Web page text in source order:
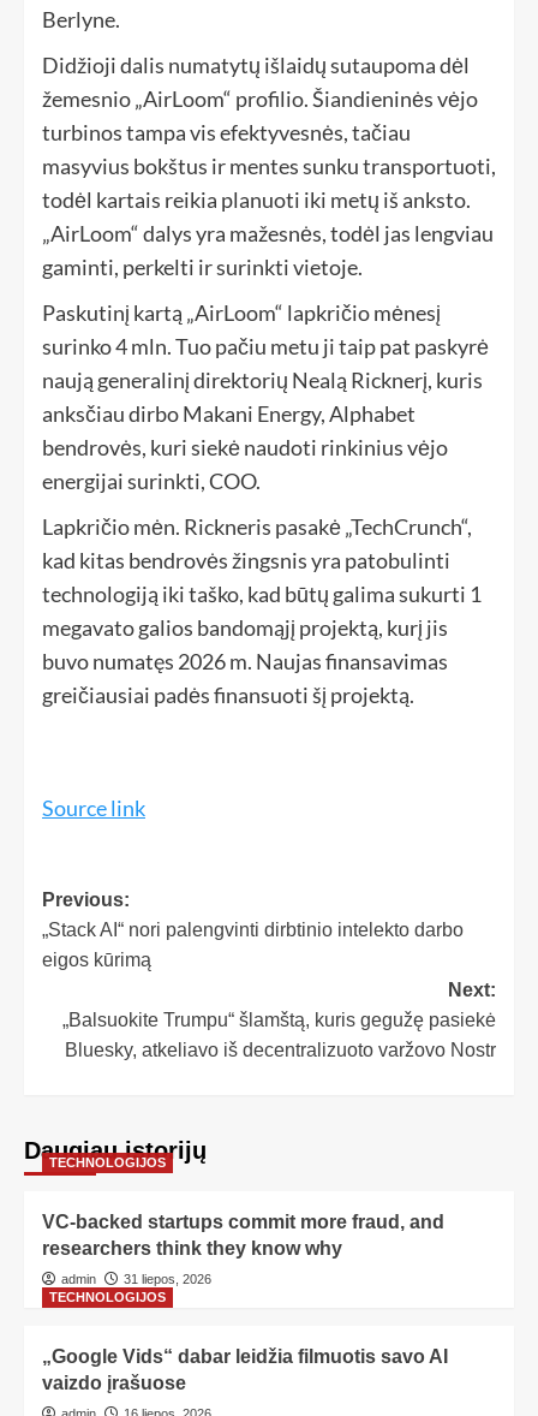
Berlyne.
Didžioji dalis numatytų išlaidų sutaupoma dėl
žemesnio „AirLoom“ profilio. Šiandieninės vėjo
turbinos tampa vis efektyvesnės, tačiau
masyvius bokštus ir mentes sunku transportuoti,
todėl kartais reikia planuoti iki metų iš anksto.
„AirLoom“ dalys yra mažesnės, todėl jas lengviau
gaminti, perkelti ir surinkti vietoje.
Paskutinį kartą „AirLoom“ lapkričio mėnesį
surinko 4 mln. Tuo pačiu metu ji taip pat paskyrė
naują generalinį direktorių Nealą Ricknerį, kuris
anksčiau dirbo Makani Energy, Alphabet
bendrovės, kuri siekė naudoti rinkinius vėjo
energijai surinkti, COO.
Lapkričio mėn. Rickneris pasakė „TechCrunch“,
kad kitas bendrovės žingsnis yra patobulinti
technologiją iki taško, kad būtų galima sukurti 1
megavato galios bandomąjį projektą, kurį jis
buvo numatęs 2026 m. Naujas finansavimas
greičiausiai padės finansuoti šį projektą.
Source link
Previous:
„Stack AI“ nori palengvinti dirbtinio intelekto darbo
eigos kūrimą
Next:
„Balsuokite Trumpu“ šlamštą, kuris gegužę pasiekė
Bluesky, atkeliavo iš decentralizuoto varžovo Nostr
Daugiau istorijų
TECHNOLOGIJOS
VC-backed startups commit more fraud, and
researchers think they know why
admin
31 liepos, 2026
TECHNOLOGIJOS
„Google Vids“ dabar leidžia filmuotis savo AI
vaizdo įrašuose